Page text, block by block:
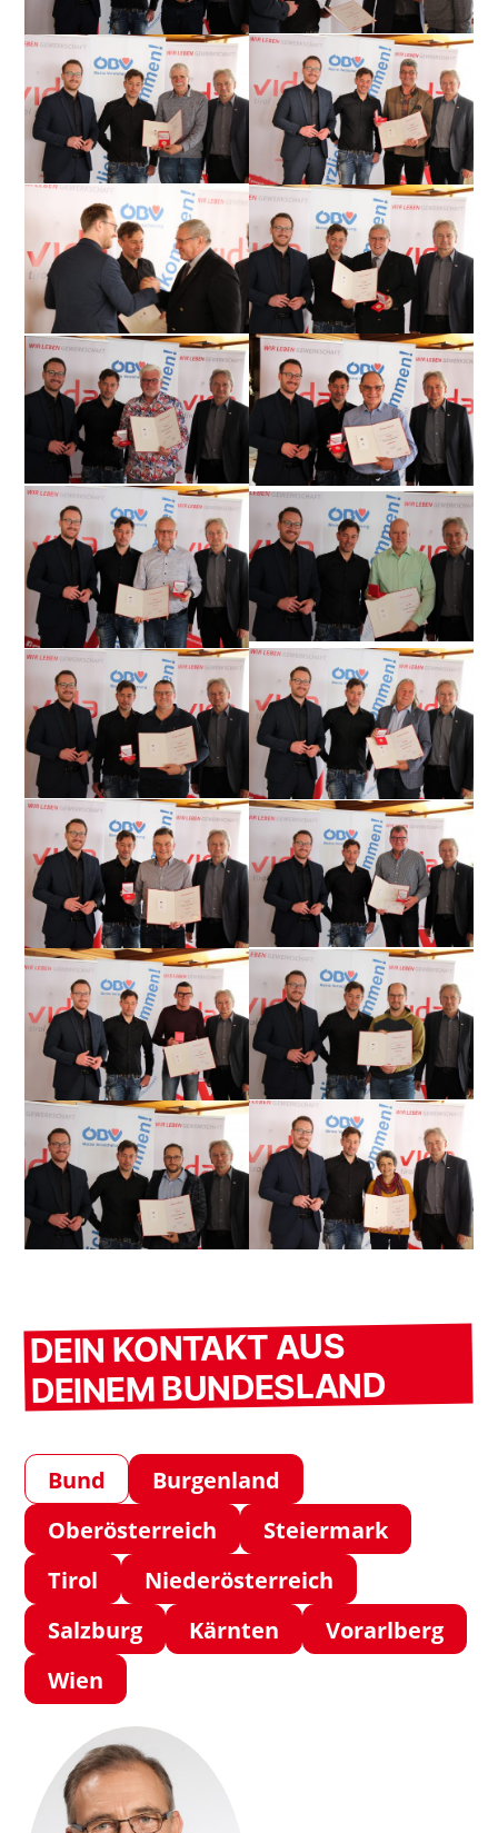
DEIN KONTAKT AUS
DEINEM BUNDESLAND
Bund
Burgenland
Oberösterreich
Steiermark
Tirol
Niederösterreich
Salzburg
Kärnten
Vorarlberg
Wien